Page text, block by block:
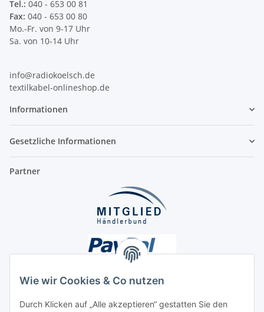
Wie wir Cookies & Co nutzen
Durch Klicken auf „Alle akzeptieren“ gestatten Sie den
Tel.: 040 - 653 00 81
Fax: 040 - 653 00 80
Mo.-Fr. von 9-17 Uhr
Sa. von 10-14 Uhr
info@radiokoelsch.de
textilkabel-onlineshop.de
Informationen
Gesetzliche Informationen
Partner